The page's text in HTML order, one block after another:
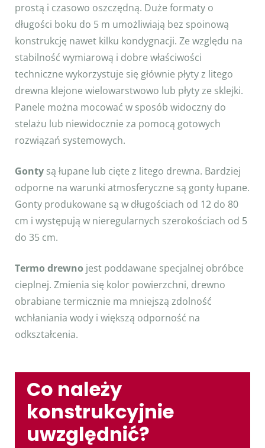
prostą i czasowo oszczędną. Duże formaty o
długości boku do 5 m umożliwiają bez spoinową
konstrukcję nawet kilku kondygnacji. Ze względu na
stabilność wymiarową i dobre właściwości
techniczne wykorzystuje się głównie płyty z litego
drewna klejone wielowarstwowo lub płyty ze sklejki.
Panele można mocować w sposób widoczny do
stelażu lub niewidocznie za pomocą gotowych
rozwiązań systemowych.
Gonty są łupane lub cięte z litego drewna. Bardziej
odporne na warunki atmosferyczne są gonty łupane.
Gonty produkowane są w długościach od 12 do 80
cm i występują w nieregularnych szerokościach od 5
do 35 cm.
Termo drewno jest poddawane specjalnej obróbce
cieplnej. Zmienia się kolor powierzchni, drewno
obrabiane termicznie ma mniejszą zdolność
wchłaniania wody i większą odporność na
odkształcenia.
Co należy
konstrukcyjnie
uwzględnić?